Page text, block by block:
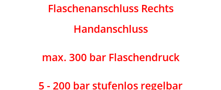
Flaschenanschluss Rechts
Handanschluss
max. 300 bar Flaschendruck
5 - 200 bar stufenlos regelbar